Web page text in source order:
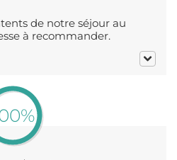
de notre séjour au
à recommander.